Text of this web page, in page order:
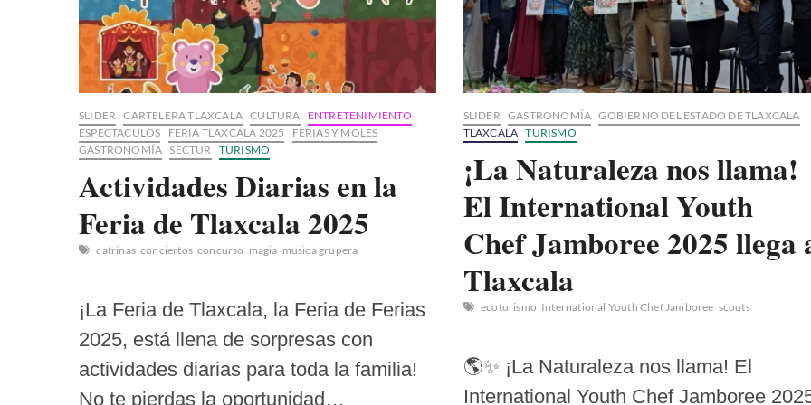
Amalia
Hernández
SLIDER CARTELERA TLAXCALA CULTURA
ENTRETENIMIENTO
ESPECTACULOS
FERIA TLAXCALA 2025
FERIAS Y MOLES
GASTRONOMÍA SECTUR TURISMO
Actividades Diarias en la
Feria de Tlaxcala 2025
catrinas conciertos concurso magia musica grupera
¡La Feria de Tlaxcala, la Feria de Ferias
2025, está llena de sorpresas con
actividades diarias para toda la familia!
No te pierdas la oportunidad…
SLIDER GASTRONOMÍA GOBIERNO DEL ESTADO DE TLAXCALA
TLAXCALA TURISMO
¡La Naturaleza nos llama!
El International Youth
Chef Jamboree 2025 llega
Tlaxcala
ecoturismo International Youth Chef Jamboree scouts
🌎✨ ¡La Naturaleza nos llama! El
International Youth Chef Jamboree